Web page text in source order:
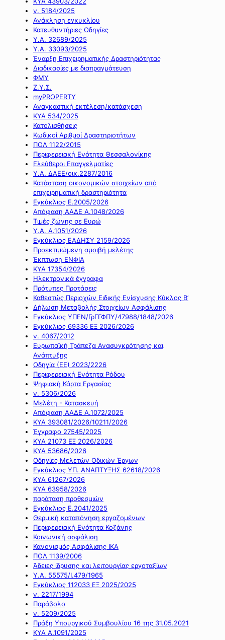
ν. 5184/2025
Ανάκληση εγκυκλίου
Κατευθυντήριες Οδηγίες
Υ.Α. 32689/2025
Υ.Α. 33093/2025
Έναρξη Επιχειρηματικής Δραστηριότητας
Διαδικασίες με διαπραγμάτευση
ΦΜΥ
Ζ.Υ.Σ.
myPROPERTY
Αναγκαστική εκτέλεση/κατάσχεση
ΚΥΑ 534/2025
Κατολισθήσεις
Κωδικοί Αριθμοί Δραστηριοτήτων
ΠΟΛ 1122/2015
Περιφερειακή Ενότητα Θεσσαλονίκης
Ελεύθεροι Επαγγελματίες
Υ.Α. ΔΑΕΕ/οικ.2287/2016
Κατάσταση οικονομικών στοιχείων από
επιχειρηματική δραστηριότητα
Εγκύκλιος Ε.2005/2026
Απόφαση ΑΑΔΕ Α.1048/2026
Τιμές ζώνης σε Ευρώ
Υ.Α. Α.1051/2026
Εγκύκλιος ΕΑΔΗΣΥ 2159/2026
Προεκτιμώμενη αμοιβή μελέτης
Έκπτωση ΕΝΦΙΑ
ΚΥΑ 17354/2026
Ηλεκτρονικά έγγραφα
Πρότυπες Προτάσεις
Καθεστώς Περιοχών Ειδικής Ενίσχυσης Κύκλος Β’
Δήλωση Μεταβολής Στοιχείων Ασφάλισης
Εγκύκλιος ΥΠΕΝ/ΓρΓΓΦΠΥ/47988/1848/2026
Εγκύκλιος 69336 ΕΞ 2026/2026
ν. 4067/2012
Ευρωπαϊκή Τράπεζα Ανασυγκρότησης και
Ανάπτυξης
Οδηγία (ΕΕ) 2023/2226
Περιφερειακή Ενότητα Ρόδου
Ψηφιακή Κάρτα Εργασίας
ν. 5306/2026
Μελέτη - Κατασκευή
Απόφαση ΑΑΔΕ Α.1072/2025
ΚΥΑ 393081/2026/10211/2026
Έγγραφο 27545/2025
ΚΥΑ 21073 ΕΞ 2026/2026
ΚΥΑ 53686/2026
Οδηγίες Μελετών Οδικών Έργων
Εγκύκλιος ΥΠ. ΑΝΑΠΤΥΞΗΣ 62618/2026
ΚΥΑ 61267/2026
ΚΥΑ 63958/2026
παράταση προθεσμιών
Εγκύκλιος Ε.2041/2025
Θερμική καταπόνηση εργαζομένων
Περιφερειακή Ενότητα Κοζάνης
Κοινωνική ασφάλιση
Κανονισμός Ασφάλισης ΙΚΑ
ΠΟΛ 1139/2006
Άδειες ίδρυσης και λειτουργίας εργοταξίων
Υ.Α. 55575/Ι.479/1965
Εγκύκλιος 112033 ΕΞ 2025/2025
ν. 2217/1994
Παράβολο
ν. 5209/2025
Πράξη Υπουργικού Συμβουλίου 16 της 31.05.2021
ΚΥΑ Α.1091/2025